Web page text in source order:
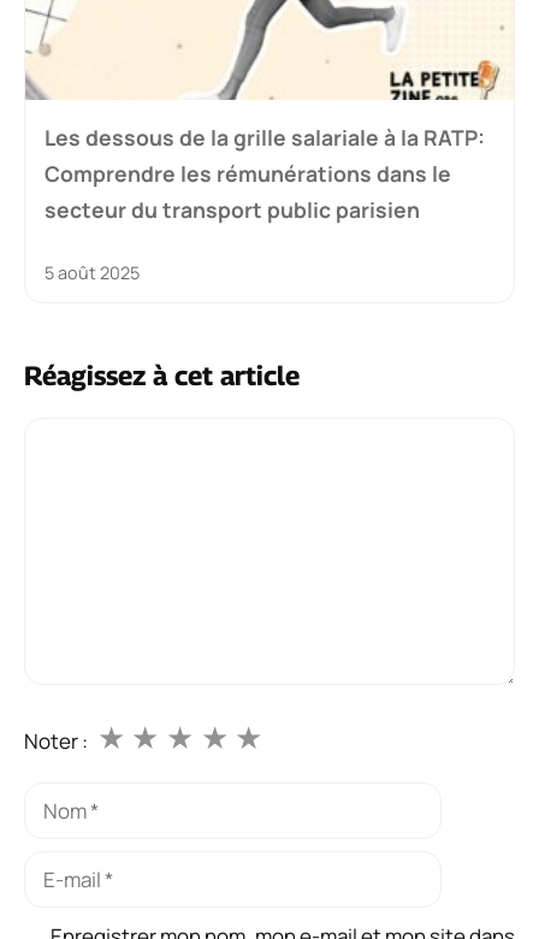
Les dessous de la grille salariale à la RATP:
Comprendre les rémunérations dans le
secteur du transport public parisien
5 août 2025
Réagissez à cet article
Noter : ★
★
★
★
★
Nom